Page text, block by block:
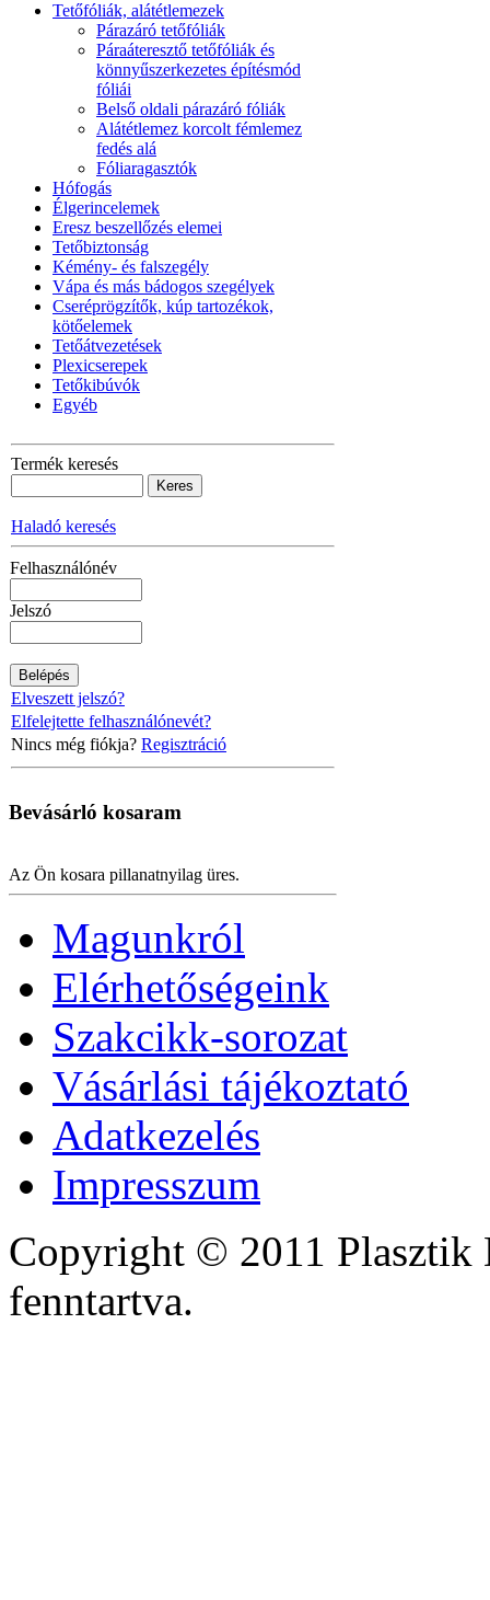
Tetőfóliák, alátétlemezek
Párazáró tetőfóliák
Páraáteresztő tetőfóliák és
könnyűszerkezetes építésmód
fóliái
Belső oldali párazáró fóliák
Alátétlemez korcolt fémlemez
fedés alá
Fóliaragasztók
Hófogás
Élgerincelemek
Eresz beszellőzés elemei
Tetőbiztonság
Kémény- és falszegély
Vápa és más bádogos szegélyek
Cseréprögzítők, kúp tartozékok,
kötőelemek
Tetőátvezetések
Plexicserepek
Tetőkibúvók
Egyéb
Termék keresés
Haladó keresés
Felhasználónév
Jelszó
Elveszett jelszó?
Elfelejtette felhasználónevét?
Nincs még fiókja? Regisztráció
Bevásárló kosaram
Az Ön kosara pillanatnyilag üres.
Magunkról
Elérhetőségeink
Szakcikk-sorozat
Vásárlási tájékoztató
Adatkezelés
Impresszum
Copyright © 2011
fenntartva.